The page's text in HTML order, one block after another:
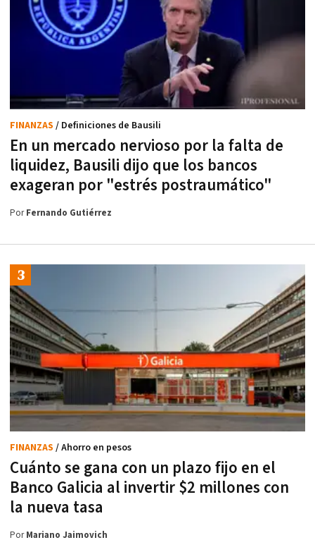
En un mercado nervioso por la falta de
liquidez, Bausili dijo que los bancos
exageran por "estrés postraumático"
FINANZAS / Definiciones de Bausili
PorFernando Gutiérrez
Cuánto se gana con un plazo fijo en el
Banco Galicia al invertir $2 millones con
la nueva tasa
FINANZAS / Ahorro en pesos
PorMariano Jaimovich